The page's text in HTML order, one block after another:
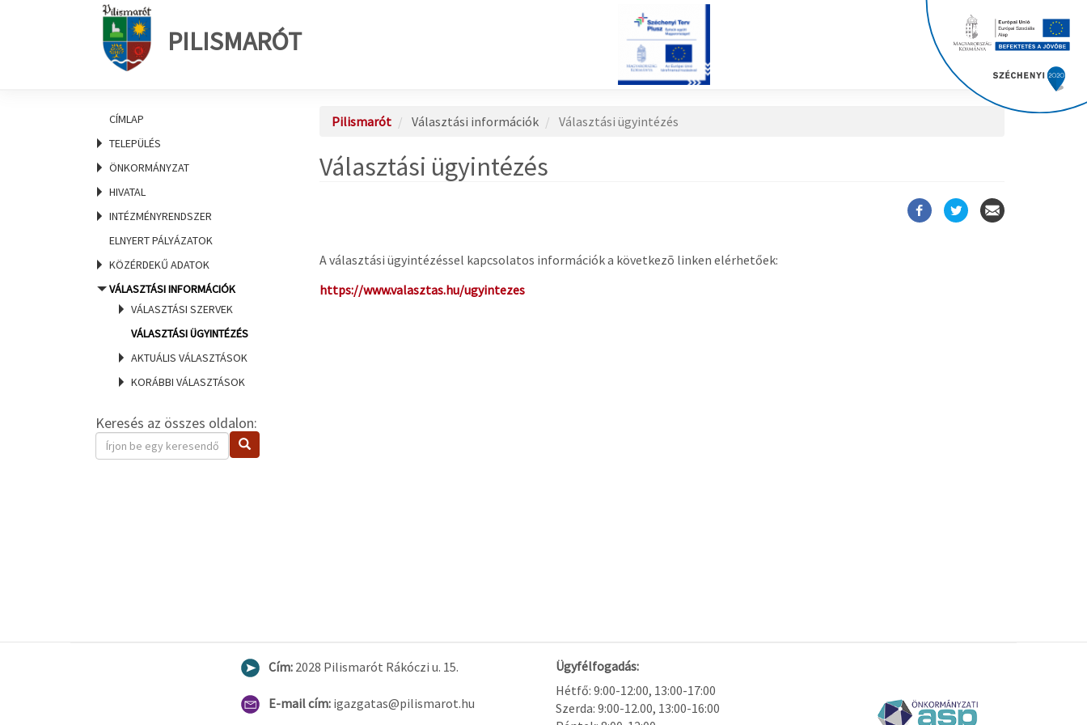
PILISMARÓT
CÍMLAP
TELEPÜLÉS
ÖNKORMÁNYZAT
HIVATAL
INTÉZMÉNYRENDSZER
ELNYERT PÁLYÁZATOK
KÖZÉRDEKŰ ADATOK
VÁLASZTÁSI INFORMÁCIÓK
VÁLASZTÁSI SZERVEK
VÁLASZTÁSI ÜGYINTÉZÉS
AKTUÁLIS VÁLASZTÁSOK
KORÁBBI VÁLASZTÁSOK
Keresés az összes oldalon:
Keresendő
kifejezés
Keresés
Pilismarót Választási információk Választási ügyintézés
Választási ügyintézés
A választási ügyintézéssel kapcsolatos információk a következõ linken elérhetőek:
https://www.valasztas.hu/ugyintezes
Cím: 2028 Pilismarót Rákóczi u. 15.
E-mail cím: igazgatas@pilismarot.hu
Ügyfélfogadás:
Hétfő: 9:00-12:00, 13:00-17:00
Szerda: 9:00-12.00, 13:00-16:00